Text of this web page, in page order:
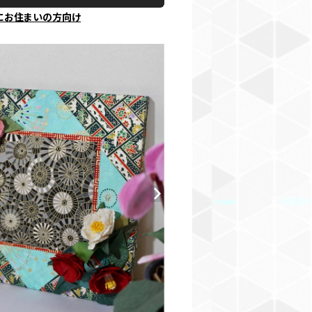
お住まいの方向け